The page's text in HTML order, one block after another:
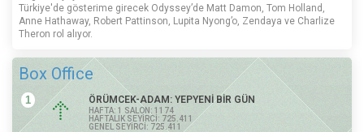
Türkiye'de gösterime girecek Odyssey’de Matt Damon, Tom Holland,
Anne Hathaway, Robert Pattinson, Lupita Nyong’o, Zendaya ve Charlize
Theron rol alıyor.
Box Office
1 ÖRÜMCEK-ADAM: YEPYENİ BİR GÜN
HAFTA: 1 SALON: 1174
HAFTALIK SEYİRCİ: 725.411
GENEL SEYİRCİ: 725.411